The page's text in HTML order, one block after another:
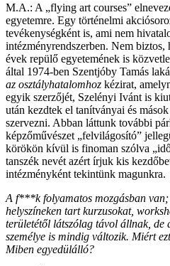
M.A.: A „flying art courses”
egyetemre. Egy történelmi
tevékenységként is, ami nem
intézményrendszerben. Nem biztos,
évek repülő egyetemének is
által 1974-ben Szentjóby Tamás
az osztályhatalomhoz kézirat,
egyik szerzőjét, Szelényi Ivánt is
után kezdtek el tanítványai és
szervezni. Abban láttunk további
képzőművészet „felvilágosító”
körökön kívül is finoman szólva
tanszék nevét azért írjuk kis
intézményként tekintünk magunkra.
A f***k folyamatos mozgásban van;
helyszíneken tart kurzusokat,
területétől látszólag távol állnak, de
személye is mindig változik. Miért
Miben egyedülálló?